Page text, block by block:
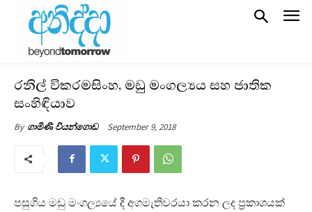
රනිල් වික‍්‍රමසිංහ, මඩු මංගල්‍යය සහ ජාතික
සංහිඳියාව
By ගාමිණි වියන්ගොඩ September 9, 2018
පසුගිය මඩු මංගල්‍යයේ දී අගමැතිවරයා කරන ලද ප‍්‍රකාශයක්